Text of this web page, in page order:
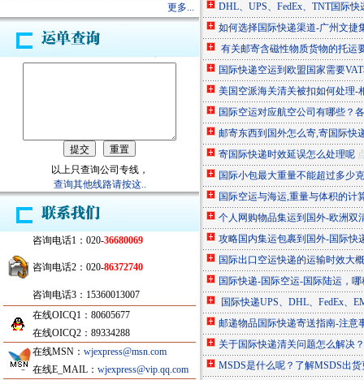
更多...
以上只查询公司专线，
查询其他线路请按这..
咨询电话1：020-36680069
咨询电话2：020-86372740
咨询电话3：15360013007
在线OICQ1：80605677
在线OICQ2：89334288
在线MSN： wjexpress@msn.com
在线E_MAIL： wjexpress@vip.qq.com
DHL、UPS、FedEx、TNT国际
如何选择国际快递渠道-广州文捷
有关邮寄含磁性物质货物的托运
国际快递空运到欧盟国家需要
美国空派海关清关被扣如何处理-
国际空运对应航空公司有哪些？
邮寄东西到国外怎么寄,寄国际快
寄国际快递时效延误怎么处理呢
国际小包最大重量不能超过多少
国际空运与海运,重量与体积的计
个人网购物品集运到国外-欧洲双
攻略国内集运包裹到国外-国际快
国际出口空运快递的运输时效大
国际快递-国际空运-国际陆运，
国际快递UPS、DHL、FedEx、
邮递物品国际快递寄送指南-注意
关于国际快递清关问题怎么解决？
MSDS是什么呢？了解MSDS出货